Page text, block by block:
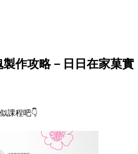
作攻略－日日在家菓實
課程吧👇